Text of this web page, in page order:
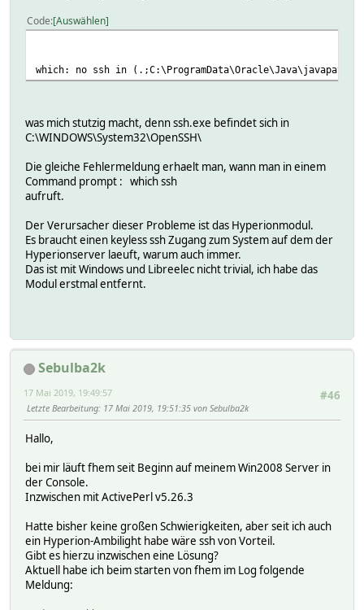
Code Auswählen
which: no ssh in
was mich stutzig macht, denn ssh.exe befindet sich in
C:\WINDOWS\System32\OpenSSH\
Die gleiche Fehlermeldung erhaelt man, wann man in einem
Command prompt : which ssh
aufruft.
Der Verursacher dieser Probleme ist das Hyperionmodul.
Es braucht einen keyless ssh Zugang zum System auf dem der
Hyperionserver laeuft, warum auch immer.
Das ist mit Windows und Libreelec nicht trivial, ich habe das
Modul erstmal entfernt.
Sebulba2k
#46
17 Mai 2019, 19:49:57
Letzte Bearbeitung: 17 Mai 2019, 19:51:35 von Sebulba2k
Hallo,
bei mir läuft fhem seit Beginn auf meinem Win2008 Server in
der Console.
Inzwischen mit ActivePerl v5.26.3
Hatte bisher keine großen Schwierigkeiten, aber seit ich auch
ein Hyperion-Ambilight habe wäre ssh von Vorteil.
Gibt es hierzu inzwischen eine Lösung?
Aktuell habe ich beim starten von fhem im Log folgende
Meldung: